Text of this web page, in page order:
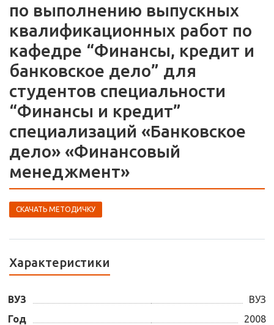
по выполнению выпускных
квалификационных работ по
кафедре “Финансы, кредит и
банковское дело” для
студентов специальности
“Финансы и кредит”
специализаций «Банковское
дело» «Финансовый
менеджмент»
СКАЧАТЬ МЕТОДИЧКУ
Характеристики
ВУЗ
ВУЗ
Год
2008